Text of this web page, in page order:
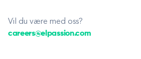
Vil du være med oss?
careers@elpassion.com